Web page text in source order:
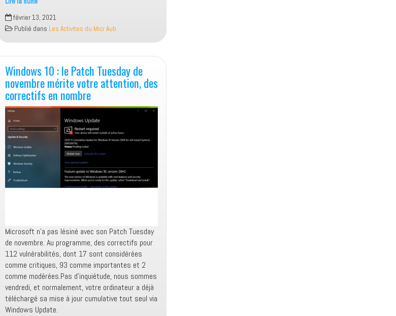
Assemblée
Générale
2021
du
Micr’Aub
février 13, 2021
Publié dans Les Activites du Micr Aub
Windows 10 : le Patch Tuesday de
novembre mérite votre attention, des
correctifs en nombre
Microsoft n’a pas lésiné avec son Patch Tuesday
de novembre. Au programme, des correctifs pour
112 vulnérabilités, dont 17 sont considérées
comme critiques, 93 comme importantes et 2
comme modérées.Pas d’inquiétude, nous sommes
vendredi, et normalement, votre ordinateur a déjà
téléchargé sa mise à jour cumulative tout seul via
Windows Update.